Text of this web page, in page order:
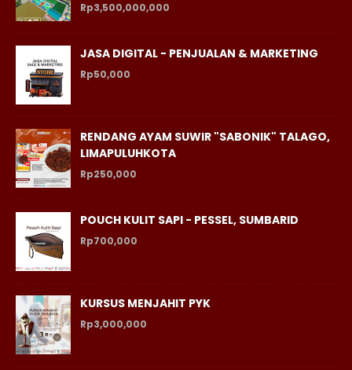
Rp3,500,000,000
JASA DIGITAL - PENJUALAN & MARKETING
Rp50,000
RENDANG AYAM SUWIR "SABONIK" TALAGO,
LIMAPULUHKOTA
Rp250,000
POUCH KULIT SAPI - PESSEL, SUMBARID
Rp700,000
KURSUS MENJAHIT PYK
Rp3,000,000